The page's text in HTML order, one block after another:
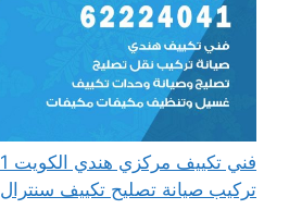
تركيب صيانة تصليح تكييف سنترال